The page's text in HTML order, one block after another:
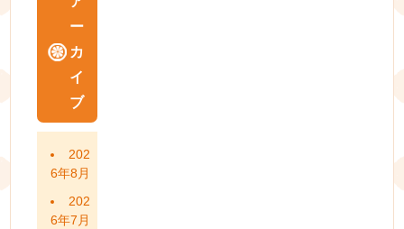
ー
カ
イ
ブ
202
6年8月
202
6年7月